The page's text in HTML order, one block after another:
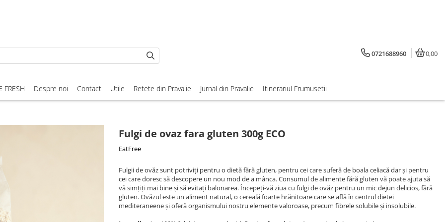
0721688960 0,00
FRESH Despre noi Contact Utile Retete din Pravalie Jurnal din Pravalie Itinerariul Frumusetii
Fulgi de ovaz fara gluten 300g ECO
EatFree
Fulgii de ovăz sunt potriviți pentru o dietă fără gluten, pentru cei care suferă de boala celiacă dar și pentru
cei care doresc să descopere un nou mod de a mânca. Consumul de alimente fără gluten vă poate ajuta să
vă simțiți mai bine și să evitați balonarea. Începeți-vă ziua cu fulgi de ovăz pentru un mic dejun delicios, fără
gluten. Ovăzul este un aliment natural, o cereală foarte hrănitoare care se află în centrul dietei
mediteraneene și oferă organismului nostru elemente valoroase, precum fibrele solubile și insolubile.